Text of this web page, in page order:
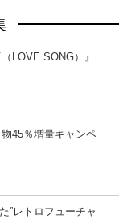
LOVE SONG）』
45％増量キャンペ
”レトロフューチャ